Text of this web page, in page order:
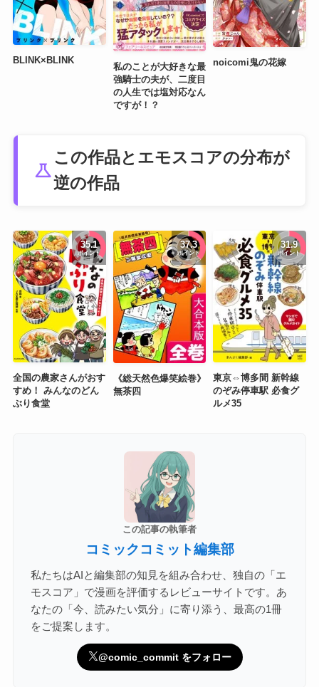
BLINK×BLINK
私のことが大好きな最
強騎士の夫が、二度目
の人生では塩対応なん
ですが！？
noicomi鬼の花嫁
science
この作品とエモスコアの分布が
逆の作品
35.1
ポイント
全国の農家さんがおす
すめ！ みんなのどん
ぶり食堂
37.3
ポイント
《総天然色爆笑絵巻》
無茶四
31.9
ポイント
東京⇔博多間 新幹線
のぞみ停車駅 必食グ
ルメ35
この記事の執筆者
コミックコミット編集部
私たちはAIと編集部の知見を組み合わせ、独自の「エ
モスコア」で漫画を評価するレビューサイトです。あ
なたの「今、読みたい気分」に寄り添う、最高の1冊
をご提案します。
@comic_commit をフォロー